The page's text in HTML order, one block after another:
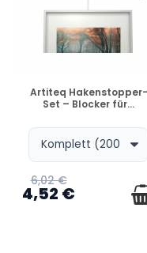
VERFÜGBAR
Artiteq Hakenstopper-
Set – Blocker für...
6,02 €
4,52 €